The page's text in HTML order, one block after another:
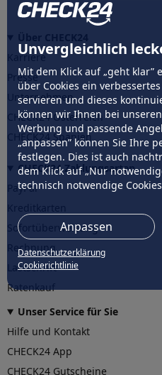
Unvergleichlich
Mit dem Klick auf „geht klar”
über Cookies ein
servieren und dieses
können wir Ihnen bei
Werbung und passende
„anpassen” können Sie Ihre
festlegen. Dies ist auch
dem Klick auf „Nur
technisch notwendige
Anpassen
Datenschutzerklärung
Cookierichtlinie
Karriere
Presse
Unternehmen
CHECK24 Österreich
CHECK24 Spanien
CHECK24 Zahlungsarten
PayPal
Sofortüberweisung
Rechnung
Lastschrift
Ratenkauf
Unser Service für Sie
Hilfe und Kontakt
CHECK24 App
CHECK24 Gutscheine